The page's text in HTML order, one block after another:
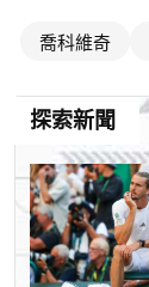
喬科維奇
探索新聞